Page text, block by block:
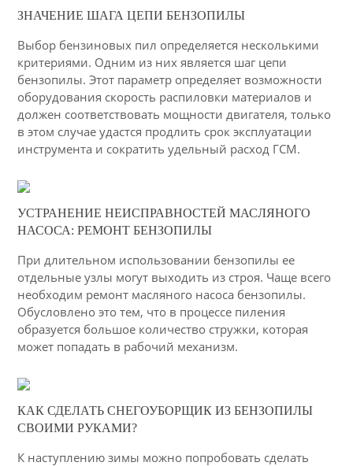
4678
ЗНАЧЕНИЕ ШАГА ЦЕПИ БЕНЗОПИЛЫ
Выбор бензиновых пил определяется несколькими
критериями. Одним из них является шаг цепи
бензопилы. Этот параметр определяет возможности
оборудования скорость распиловки материалов и
должен соответствовать мощности двигателя, только
в этом случае удастся продлить срок эксплуатации
инструмента и сократить удельный расход ГСМ.
35
УСТРАНЕНИЕ НЕИСПРАВНОСТЕЙ МАСЛЯНОГО
НАСОСА: РЕМОНТ БЕНЗОПИЛЫ
При длительном использовании бензопилы ее
отдельные узлы могут выходить из строя. Чаще всего
необходим ремонт масляного насоса бензопилы.
Обусловлено это тем, что в процессе пиления
образуется большое количество стружки, которая
может попадать в рабочий механизм.
13
КАК СДЕЛАТЬ СНЕГОУБОРЩИК ИЗ БЕНЗОПИЛЫ
СВОИМИ РУКАМИ?
К наступлению зимы можно попробовать сделать